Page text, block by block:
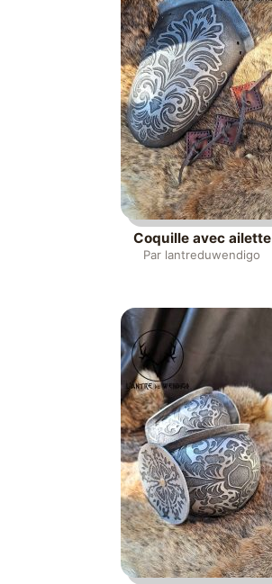
Coquille avec ailette
Par lantreduwendigo